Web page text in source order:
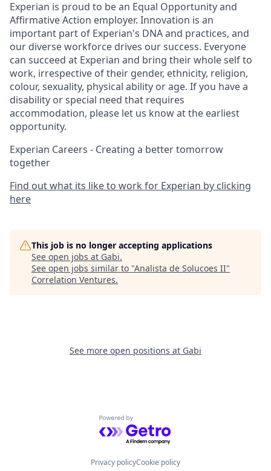
Experian is proud to be an Equal Opportunity and
Affirmative Action employer. Innovation is an
important part of Experian's DNA and practices, and
our diverse workforce drives our success. Everyone
can succeed at Experian and bring their whole self to
work, irrespective of their gender, ethnicity, religion,
colour, sexuality, physical ability or age. If you have a
disability or special need that requires
accommodation, please let us know at the earliest
opportunity.
Experian Careers - Creating a better tomorrow
together
Find out what its like to work for Experian by clicking
here
This job is no longer accepting applications
See open jobs at Gabi.
See open jobs similar to "Analista de Solucoes II"
Correlation Ventures.
See more open positions at Gabi
Powered by Getro.com
Privacy policyCookie policy